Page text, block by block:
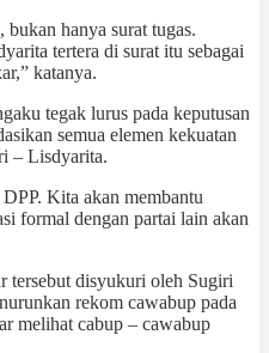
bukan hanya surat tugas.
tertera di surat itu sebagai
katanya.
tegak lurus pada keputusan
semua elemen kekuatan
– Lisdyarita.
Kita akan membantu
formal dengan partai lain akan
tersebut disyukuri oleh Sugiri
rekom cawabup pada
melihat cabup – cawabup